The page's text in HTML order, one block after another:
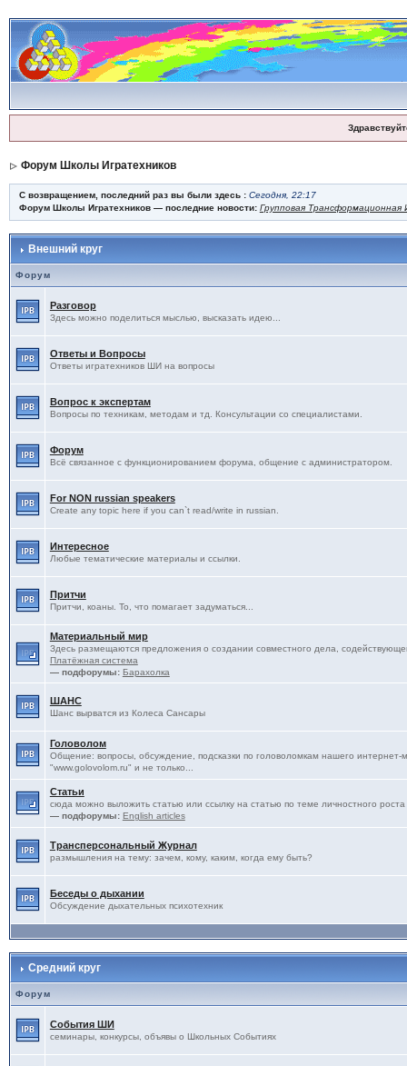
Форум Школы Игратехников
С возвращением, последний раз вы были здесь : Сегодня, 22:17
Форум Школы Игратехников — последние новости: Групповая Трансформационная
Внешний круг
Форум
Разговор
Здесь можно поделиться мыслью, высказать идею...
Ответы и Вопросы
Ответы игратехников ШИ на вопросы
Вопрос к экспертам
Вопросы по техникам, методам и тд. Консультации со специалистами.
Форум
Всё связанное с функционированием форума, общение с администратором.
For NON russian speakers
Create any topic here if you can`t read/write in russian.
Интересное
Любые тематические материалы и ссылки.
Притчи
Притчи, коаны. То, что помагает задуматься...
Материальный мир
Здесь размещаются предложения о создании совместного дела,
Платёжная система
— подфорумы: Барахолка
ШАНС
Шанс вырватся из Колеса Сансары
Головолом
Общение: вопросы, обсуждение, подсказки по головоломкам нашего интернет-
"www.golovolom.ru" и не только...
Статьи
сюда можно выложить статью или ссылку на статью по теме личностного роста
— подфорумы: English articles
Трансперсональный Журнал
размышления на тему: зачем, кому, каким, когда ему быть?
Беседы о дыхании
Обсуждение дыхательных психотехник
Средний круг
Форум
События ШИ
семинары, конкурсы, объявы о Школьных Событиях